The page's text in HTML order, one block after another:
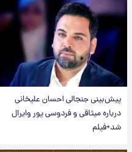
پیش‌بینی جنجالی احسان علیخانی
درباره میثاقی و فردوسی پور وایرال
شد+فیلم